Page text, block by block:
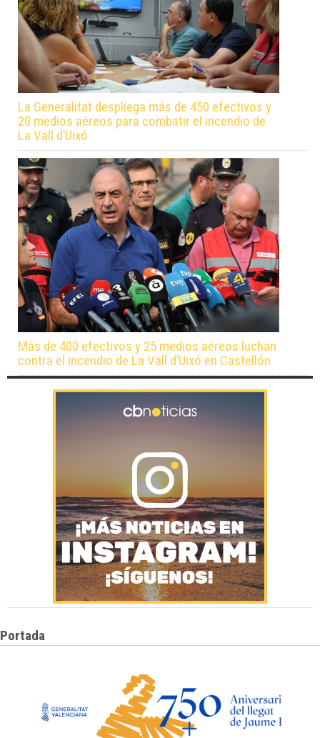
La Generalitat despliega más de 450 efectivos y
20 medios aéreos para combatir el incendio de
La Vall d’Uixó
Más de 400 efectivos y 25 medios aéreos luchan
contra el incendio de La Vall d’Uixó en Castellón
Portada